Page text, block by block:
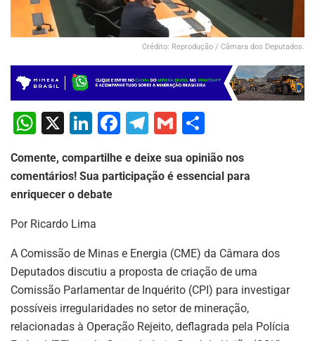
Crédito: Reprodução / Câmara dos Deputados.
W
at
s
A
p
p
X
Li
k
e
n
F
c
o
k
T
el
e
gr
G
ai
h
ar
Comente, compartilhe e deixe sua opinião nos
comentários! Sua participação é essencial para
enriquecer o debate
Por Ricardo Lima
A Comissão de Minas e Energia (CME) da Câmara dos
Deputados discutiu a proposta de criação de uma
Comissão Parlamentar de Inquérito (CPI) para investigar
possíveis irregularidades no setor de mineração,
relacionadas à Operação Rejeito, deflagrada pela Polícia